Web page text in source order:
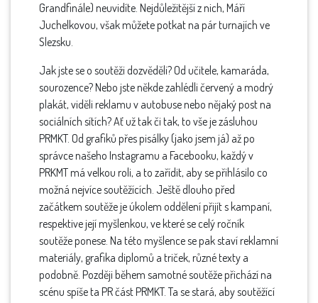
Grandfinále) neuvidíte. Nejdůležitější z nich, Máří
Juchelkovou, však můžete potkat na pár turnajích ve
Slezsku.
Jak jste se o soutěži dozvěděli? Od učitele, kamaráda,
sourozence? Nebo jste někde zahlédli červený a modrý
plakát, viděli reklamu v autobuse nebo nějaký post na
sociálních sítích? Ať už tak či tak, to vše je zásluhou
PRMKT. Od grafiků přes pisálky (jako jsem já) až po
správce našeho Instagramu a Facebooku, každý v
PRKMT má velkou roli, a to zařídit, aby se přihlásilo co
možná nejvíce soutěžících. Ještě dlouho před
začátkem soutěže je úkolem oddělení přijít s kampaní,
respektive její myšlenkou, ve které se celý ročník
soutěže ponese. Na této myšlence se pak staví reklamní
materiály, grafika diplomů a triček, různé texty a
podobně. Později během samotné soutěže přichází na
scénu spíše ta PR část PRMKT. Ta se stará, aby soutěžící